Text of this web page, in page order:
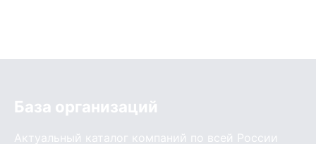
База организаций
Актуальный каталог компаний по всей России